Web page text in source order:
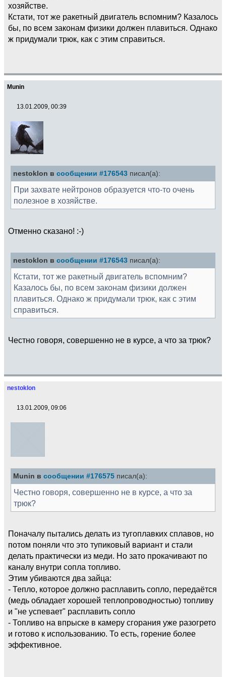
хозяйстве.
Кстати, тот же ракетный двигатель вспомним? Казалось
бы, по всем законам физики должен плавиться. Однако
ж придумали трюк, как с этим справиться.
Munin
13.01.2009, 00:39
nestoklon в сообщении #176543 писал(а):
При захвате нейтронов образуется что-то очень
полезное в хозяйстве.
Отменно сказано! :-)
nestoklon в сообщении #176543 писал(а):
Кстати, тот же ракетный двигатель вспомним?
Казалось бы, по всем законам физики должен
плавиться. Однако ж придумали трюк, как с этим
справиться.
Честно говоря, совершенно не в курсе, а что за трюк?
nestoklon
13.01.2009, 09:06
Munin в сообщении #176575 писал(а):
Честно говоря, совершенно не в курсе, а что за
трюк?
Поначалу пытались делать из тугоплавких сплавов, но
потом поняли что это тупиковый вариант и стали
делать практически из меди. Но зато прокачивают по
каналу внутри сопла топливо.
Этим убиваются два зайца:
- Тепло, которое должно расплавить сопло, передаётся
(медь обладает хорошей теплопроводностью) топливу
и "не успевает" расплавить сопло
- Топливо на впрыске в камеру сгорания уже разогрето
и готово к использованию. То есть, горение более
эффективное.